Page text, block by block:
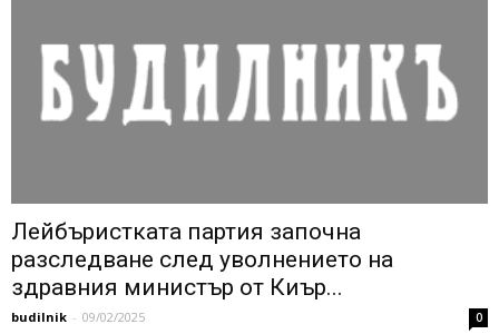
Лейбъристката партия започна
разследване след уволнението на
здравния министър от Киър...
budilnik - 09/02/2025 0